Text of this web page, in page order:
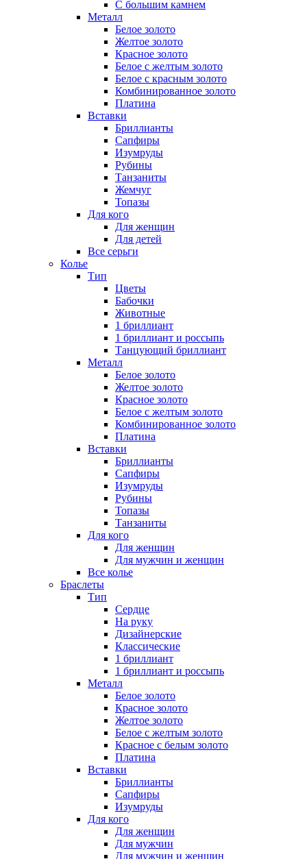
С большим камнем
Металл
Белое золото
Желтое золото
Красное золото
Белое с желтым золото
Белое с красным золото
Комбинированное золото
Платина
Вставки
Бриллианты
Сапфиры
Изумруды
Рубины
Танзаниты
Жемчуг
Топазы
Для кого
Для женщин
Для детей
Все серьги
Колье
Тип
Цветы
Бабочки
Животные
1 бриллиант
1 бриллиант и россыпь
Танцующий бриллиант
Металл
Белое золото
Желтое золото
Красное золото
Белое с желтым золото
Комбинированное золото
Платина
Вставки
Бриллианты
Сапфиры
Изумруды
Рубины
Топазы
Танзаниты
Для кого
Для женщин
Для мужчин и женщин
Все колье
Браслеты
Тип
Сердце
На руку
Дизайнерские
Классические
1 бриллиант
1 бриллиант и россыпь
Металл
Белое золото
Красное золото
Желтое золото
Белое с желтым золото
Красное с белым золото
Платина
Вставки
Бриллианты
Сапфиры
Изумруды
Для кого
Для женщин
Для мужчин
Для мужчин и женщин